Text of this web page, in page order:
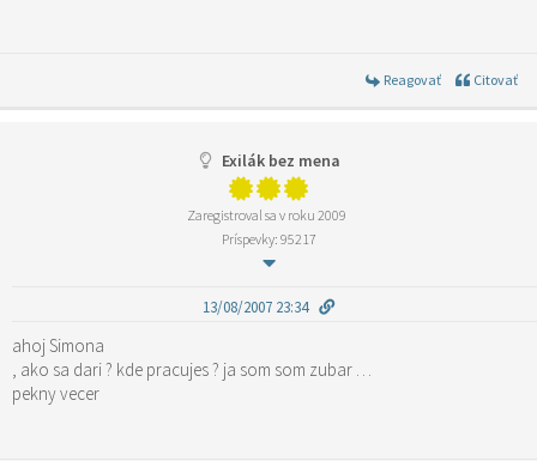
Reagovať Citovať
Exilák bez mena
Zaregistroval sa v roku 2009
Príspevky: 95217
13/08/2007 23:34
ahoj Simona
, ako sa dari ? kde pracujes ? ja som som zubar …
pekny vecer